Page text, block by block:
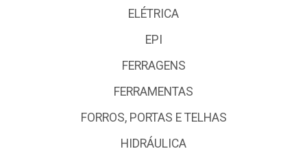
ELÉTRICA
EPI
FERRAGENS
FERRAMENTAS
FORROS, PORTAS E TELHAS
HIDRÁULICA